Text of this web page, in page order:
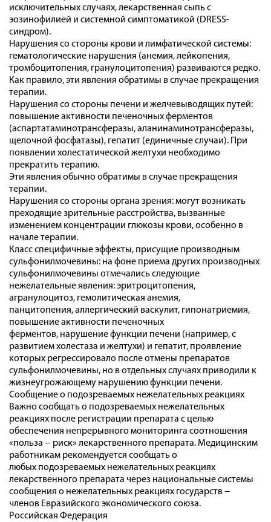
исключительных случаях, лекарственная сыпь с
эозинофилией и системной симптоматикой (DRESS-
синдром).
Нарушения со стороны крови и лимфатической системы:
гематологические нарушения (анемия, лейкопения,
тромбоцитопения, гранулоцитопения) развиваются редко.
Как правило, эти явления обратимы в случае прекращения
терапии.
Нарушения со стороны печени и желчевыводящих путей:
повышение активности печеночных ферментов
(аспартатаминотрансферазы, аланинаминотрансферазы,
щелочной фосфатазы), гепатит (единичные случаи). При
появлении холестатической желтухи необходимо
прекратить терапию.
Эти явления обычно обратимы в случае прекращения
терапии.
Нарушения со стороны органа зрения: могут возникать
преходящие зрительные расстройства, вызванные
изменением концентрации глюкозы крови, особенно в
начале терапии.
Класс специфичные эффекты, присущие производным
сульфонилмочевины: на фоне приема других производных
сульфонилмочевины отмечались следующие
нежелательные явления: эритроцитопения,
агранулоцитоз, гемолитическая анемия,
панцитопения, аллергический васкулит, гипонатриемия,
повышение активности печеночных
ферментов, нарушение функции печени (например, с
развитием холестаза и желтухи) и гепатит, проявление
которых регрессировало после отмены препаратов
сульфонилмочевины, но в отдельных случаях приводили к
жизнеугрожающему нарушению функции печени.
Сообщение о подозреваемых нежелательных реакциях
Важно сообщать о подозреваемых нежелательных
реакциях после регистрации препарата с целью
обеспечения непрерывного мониторинга соотношения
«польза − риск» лекарственного препарата. Медицинским
работникам рекомендуется сообщать о
любых подозреваемых нежелательных реакциях
лекарственного препарата через национальные системы
сообщения о нежелательных реакциях государств −
членов Евразийского экономического союза.
Российская Федерация